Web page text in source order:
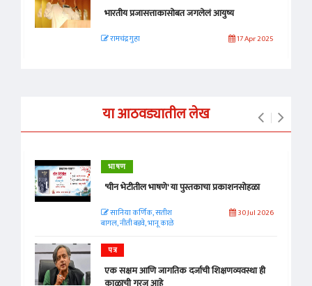
भारतीय प्रजासत्ताकासोबत जगलेलं आयुष्य
रामचंद्र गुहा 17 Apr 2025
या आठवड्यातील लेख
भाषण
'चीन भेटीतील भाषणे' या पुस्तकाचा प्रकाशनसोहळा
सानिया कर्णिक, सतीश
बागल, नीती बडवे, भानू काळे
30 Jul 2026
पत्र
एक सक्षम आणि जागतिक दर्जाची शिक्षणव्यवस्था ही